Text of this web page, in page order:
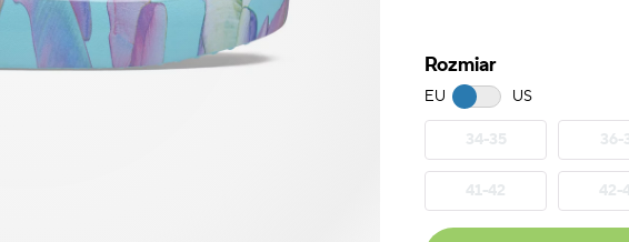
Rozmiar
EU US
34-35 36-
41-42 42-